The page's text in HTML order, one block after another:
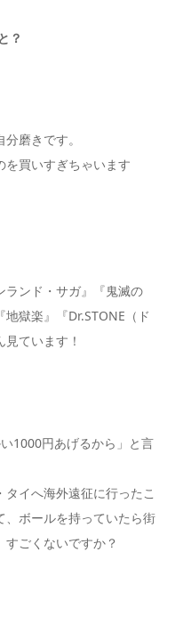
？
磨きです。
を買いすぎちゃいます
ランド・サガ』『鬼滅の
獄楽』『Dr.STONE（ド
ています！
1000円あげるから」と言
イへ海外遠征に行ったこ
、ボールを持っていたら街
ごくないですか？